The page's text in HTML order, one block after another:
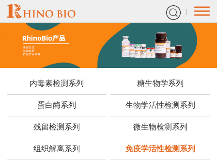
内毒素检测系列 糖生物学系列
蛋白酶系列 生物学活性检测系列
残留检测系列 微生物检测系列
组织解离系列 免疫学活性检测系列